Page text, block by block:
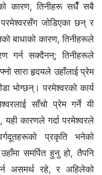
कारण, तिनीहरू सधैँ सबै
जोडिएका छन् र
बाधाको कारण, तिनीहरूले
गर्न सक्दैनन्; तिनीहरूले
सारा हृदयले उहाँलाई प्रेम
भोग्छन्। परमेश्‍वरको कार्य
साँचो प्रेम गर्ने यी
यही कारणले गर्दा परमेश्‍वरले
प्रकृति भनेको
समर्पित हुनु हो, तैपनि
असमर्थ रहे, र अहिलेको